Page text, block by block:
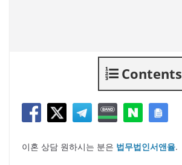
Contents
이혼 상담 원하시는 분은 법무법인서앤율.